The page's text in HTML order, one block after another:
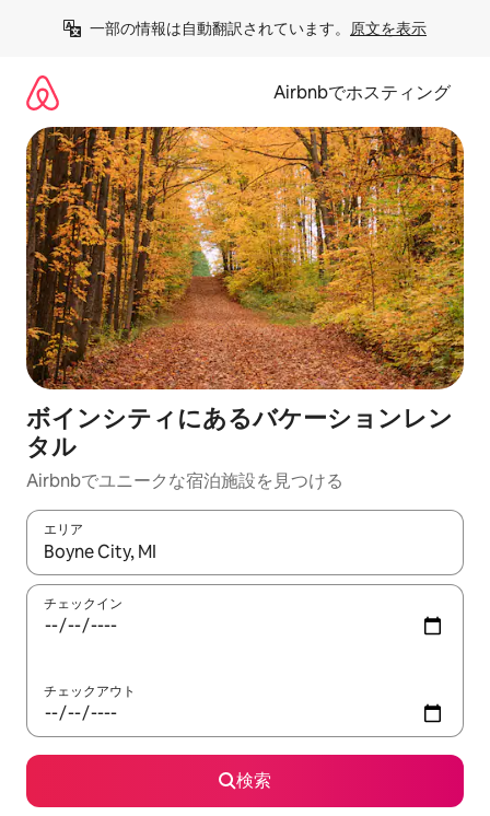
一部の情報は自動翻訳されています。 原文を表示
Airbnbでホスティング
ボインシティにあるバケーションレン
タル
Airbnbでユニークな宿泊施設を見つける
エリア
検索結果が表示されたら、上下の矢印キーを使って移動するか
チェックイン
チェックアウト
検索